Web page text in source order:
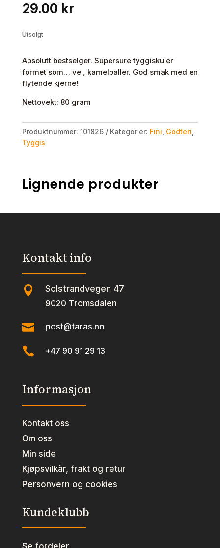
29.00 kr
Utsolgt
Absolutt bestselger. Supersure tyggiskuler
formet som… vel, kamelballer. God smak med en
flytende kjerne!
Nettovekt: 80 gram
Produktnummer: 101826 Kategorier: Fini Godteri
Tyggis
Lignende produkter
Kontakt info
 Solstrandvegen 47
9020 Tromsdalen
 post@taras.no
 +47 90 91 29 13
Informasjon
Kontakt oss
Om oss
Min side
Kjøpsvilkår, frakt og retur
Personvern og cookies
Kundeklubb
Se fordeler